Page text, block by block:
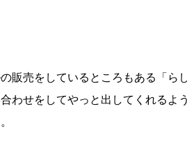
販売をしているところもある「ら
わせをしてやっと出してくれるよ